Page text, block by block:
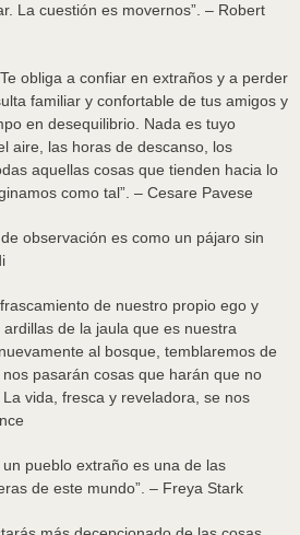
La cuestión es movernos”. – Robert
obliga a confiar en extraños y a perder
familiar y confortable de tus amigos y
en desequilibrio. Nada es tuyo
aire, las horas de descanso, los
aquellas cosas que tienden hacia lo
como tal”. – Cesare Pavese
observación es como un pájaro sin
de nuestro propio ego y
de la jaula que es nuestra
al bosque, temblaremos de
pasarán cosas que harán que no
vida, fresca y reveladora, se nos
pueblo extraño es una de las
de este mundo”. – Freya Stark